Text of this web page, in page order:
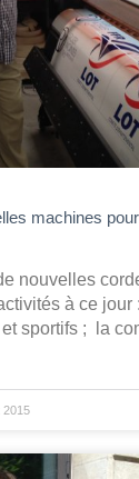
machines
nouvelles
à ce jour
sportifs ; la
2015